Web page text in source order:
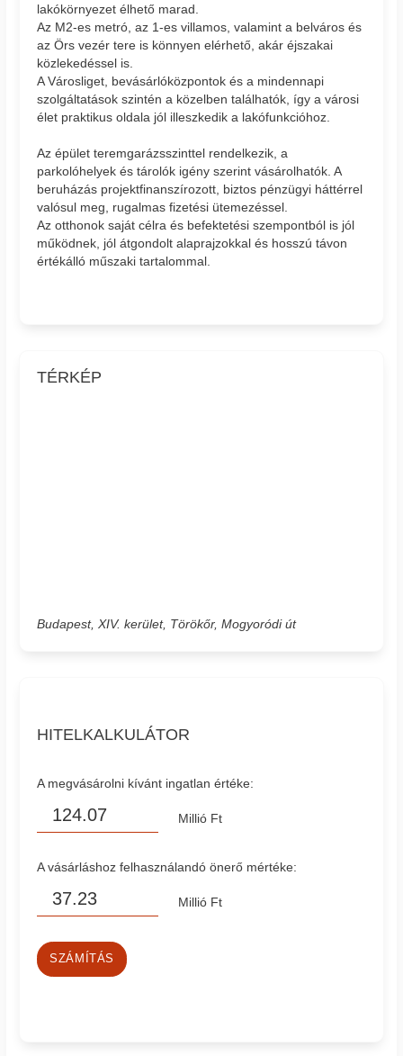
lakókörnyezet élhető marad.
Az M2-es metró, az 1-es villamos, valamint a belváros és
az Örs vezér tere is könnyen elérhető, akár éjszakai
közlekedéssel is.
A Városliget, bevásárlóközpontok és a mindennapi
szolgáltatások szintén a közelben találhatók, így a városi
élet praktikus oldala jól illeszkedik a lakófunkcióhoz.
Az épület teremgarázsszinttel rendelkezik, a
parkolóhelyek és tárolók igény szerint vásárolhatók. A
beruházás projektfinanszírozott, biztos pénzügyi háttérrel
valósul meg, rugalmas fizetési ütemezéssel.
Az otthonok saját célra és befektetési szempontból is jól
működnek, jól átgondolt alaprajzokkal és hosszú távon
értékálló műszaki tartalommal.
TÉRKÉP
Budapest, XIV. kerület, Törökőr, Mogyoródi út
HITELKALKULÁTOR
A megvásárolni kívánt ingatlan értéke:
Millió Ft
A vásárláshoz felhasználandó önerő mértéke:
Millió Ft
SZÁMÍTÁS